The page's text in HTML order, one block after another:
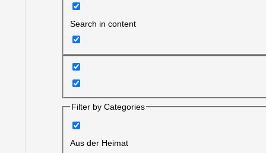
Search in content
Filter by Categories
Aus der Heimat